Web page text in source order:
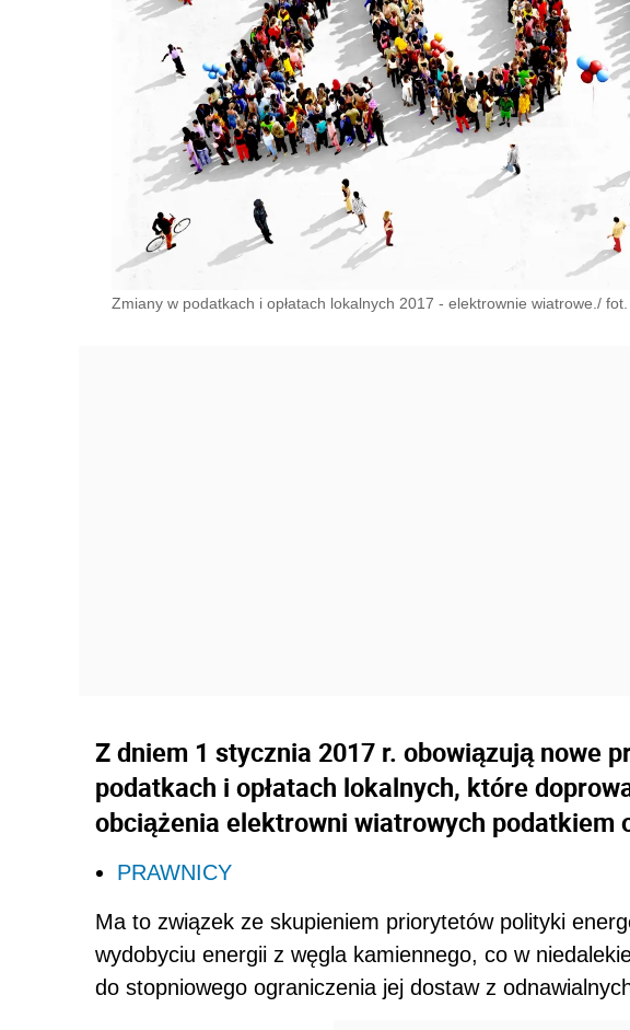
Zmiany w podatkach i opłatach lokalnych 2017 - elektrownie wiatrowe./
Z dniem 1 stycznia 2017 r. obowiązują nowe
podatkach i opłatach lokalnych, które
obciążenia elektrowni wiatrowych podatkiem
PRAWNICY
Ma to związek ze skupieniem priorytetów polityki
wydobyciu energii z węgla kamiennego, co w
do stopniowego ograniczenia jej dostaw z